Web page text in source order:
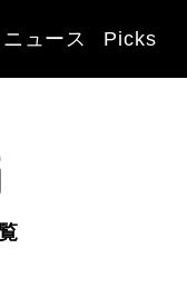
ニュース Picks